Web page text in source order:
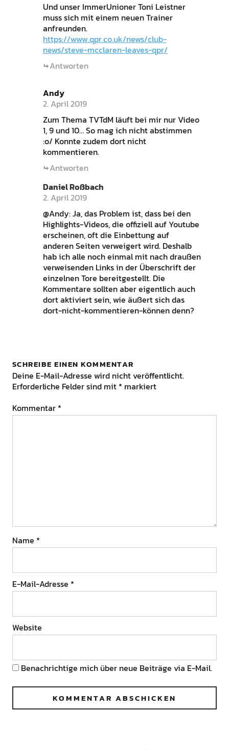
Und unser ImmerUnioner Toni Leistner
muss sich mit einem neuen Trainer
anfreunden.
https://www.qpr.co.uk/news/club-
news/steve-mcclaren-leaves-qpr/
Antworten
Andy
2. April 2019
Zum Thema TVTdM läuft bei mir nur Video
1, 9 und 10… So mag ich nicht abstimmen
:o/ Konnte zudem dort nicht
kommentieren.
Antworten
Daniel Roßbach
2. April 2019
@Andy: Ja, das Problem ist, dass bei den
Highlights-Videos, die offiziell auf Youtube
erscheinen, oft die Einbettung auf
anderen Seiten verweigert wird. Deshalb
hab ich alle noch einmal mit nach draußen
verweisenden Links in der Überschrift der
einzelnen Tore bereitgestellt. Die
Kommentare sollten aber eigentlich auch
dort aktiviert sein, wie äußert sich das
dort-nicht-kommentieren-können denn?
SCHREIBE EINEN KOMMENTAR
Deine E-Mail-Adresse wird nicht veröffentlicht.
Erforderliche Felder sind mit * markiert
Kommentar *
Name *
E-Mail-Adresse *
Website
Benachrichtige mich über neue Beiträge via E-Mail.